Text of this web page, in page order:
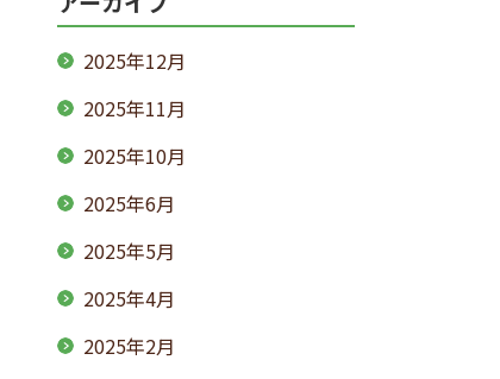
2025年12月
2025年11月
2025年10月
2025年6月
2025年5月
2025年4月
2025年2月